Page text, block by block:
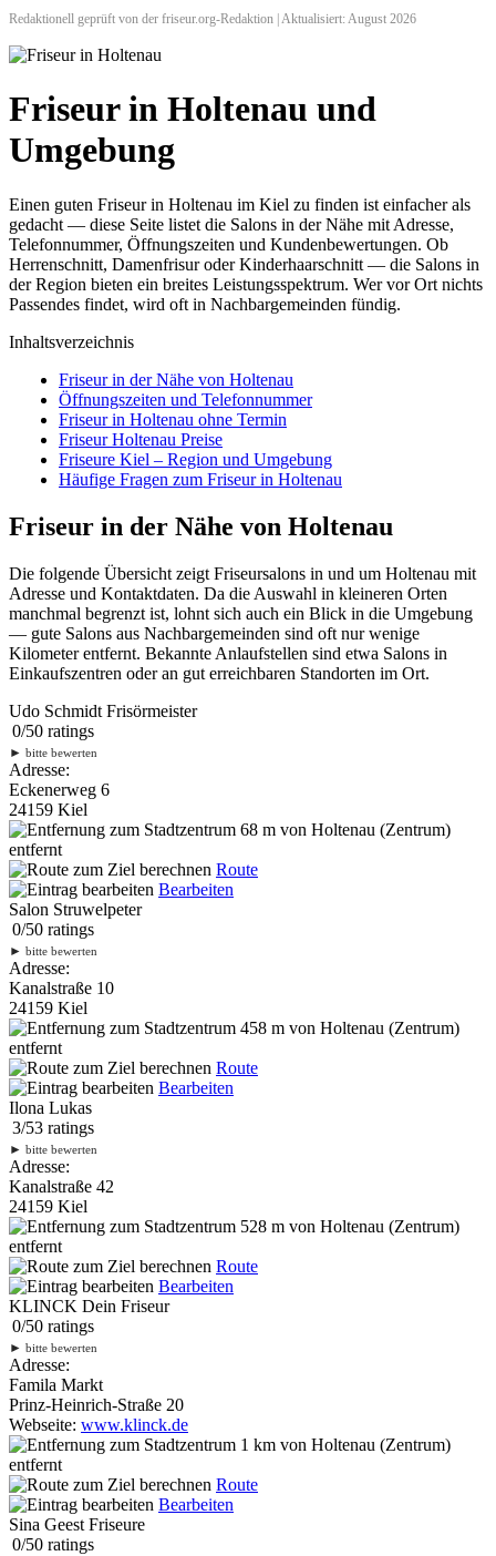
Redaktionell geprüft von der friseur.org-Redaktion | Aktualisiert: August 2026
Friseur in Holtenau und
Umgebung
Einen guten Friseur in Holtenau im Kiel zu finden ist einfacher als
gedacht — diese Seite listet die Salons in der Nähe mit Adresse,
Telefonnummer, Öffnungszeiten und Kundenbewertungen. Ob
Herrenschnitt, Damenfrisur oder Kinderhaarschnitt — die Salons in
der Region bieten ein breites Leistungsspektrum. Wer vor Ort nichts
Passendes findet, wird oft in Nachbargemeinden fündig.
Inhaltsverzeichnis
Friseur in der Nähe von Holtenau
Öffnungszeiten und Telefonnummer
Friseur in Holtenau ohne Termin
Friseur Holtenau Preise
Friseure Kiel – Region und Umgebung
Häufige Fragen zum Friseur in Holtenau
Friseur in der Nähe von Holtenau
Die folgende Übersicht zeigt Friseursalons in und um Holtenau mit
Adresse und Kontaktdaten. Da die Auswahl in kleineren Orten
manchmal begrenzt ist, lohnt sich auch ein Blick in die Umgebung
— gute Salons aus Nachbargemeinden sind oft nur wenige
Kilometer entfernt. Bekannte Anlaufstellen sind etwa Salons in
Einkaufszentren oder an gut erreichbaren Standorten im Ort.
Udo Schmidt Frisörmeister
0/50 ratings
► bitte bewerten
Adresse:
Eckenerweg 6
24159 Kiel
68 m von Holtenau (Zentrum)
entfernt
Route
Bearbeiten
Salon Struwelpeter
0/50 ratings
► bitte bewerten
Adresse:
Kanalstraße 10
24159 Kiel
458 m von Holtenau (Zentrum)
entfernt
Route
Bearbeiten
Ilona Lukas
3/53 ratings
► bitte bewerten
Adresse:
Kanalstraße 42
24159 Kiel
528 m von Holtenau (Zentrum)
entfernt
Route
Bearbeiten
KLINCK Dein Friseur
0/50 ratings
► bitte bewerten
Adresse:
Famila Markt
Prinz-Heinrich-Straße 20
Webseite: www.klinck.de
1 km von Holtenau (Zentrum)
entfernt
Route
Bearbeiten
Sina Geest Friseure
0/50 ratings